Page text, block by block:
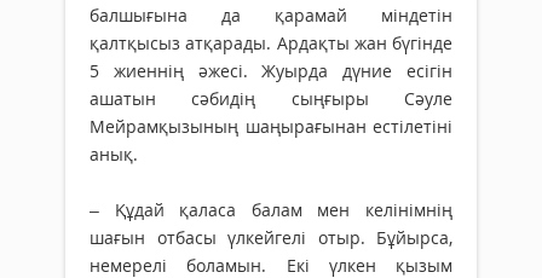
бал­шығына да қара­май міндетін
қалтқысыз ат­қарады. Ардақты жан бүгінде
5 жиеннің әжесі. Жуырда дүние есігін
ашатын сәбидің сыңғыры Сәуле
Мейрамқызының шаңы­­­­рағынан естілетіні
анық.
– Құдай қаласа балам мен келінімнің
шағын отбасы үлкейгелі отыр. Бұйырса,
немерелі боламын. Екі үлкен қызым